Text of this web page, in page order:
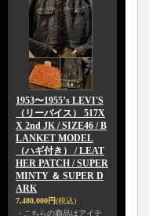
1953〜1955’s LEVI'S
（リーバイス） 517X
X 2nd JK / SIZE46 / B
LANKET MODEL
（ハギ付き） / LEAT
HER PATCH / SUPER
MINTY ＆ SUPER D
ARK
7,480,000円(税込)
・こちらの商品はアイテ